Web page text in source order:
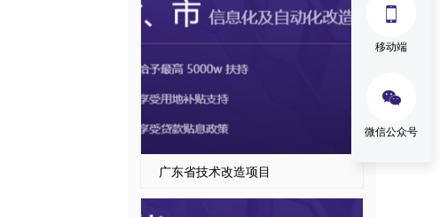
东莞市智能工厂项目申报

移动端

微信公众号